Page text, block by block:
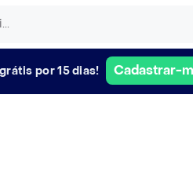
por 15 dias! Cadastrar-